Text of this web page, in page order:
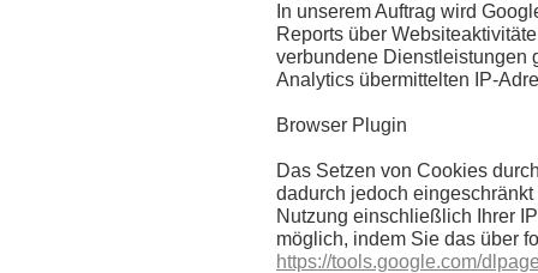
In unserem Auftrag wird
Reports über
verbundene Dienstleistungen
Analytics übermittelten IP-
Browser Plugin
Das Setzen von Cookies
dadurch jedoch
Nutzung einschließlich Ihrer
möglich, indem Sie das über
https://tools.google.com/